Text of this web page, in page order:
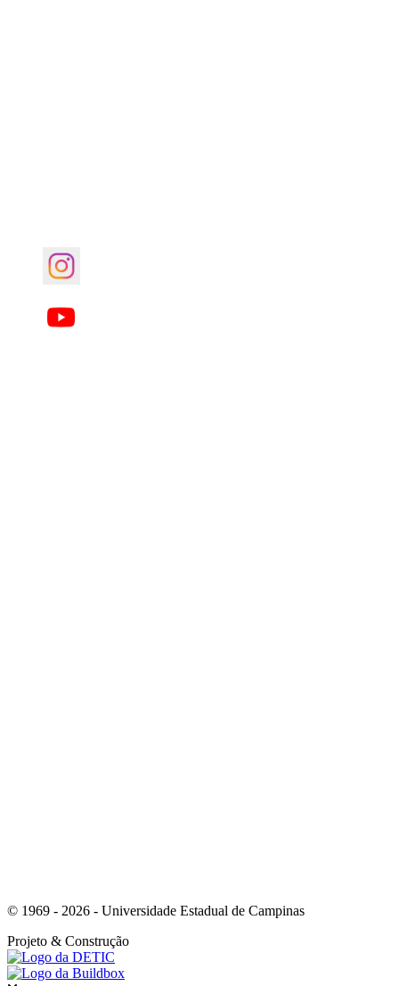
© 1969 - 2026 - Universidade Estadual de Campinas
Projeto & Construção